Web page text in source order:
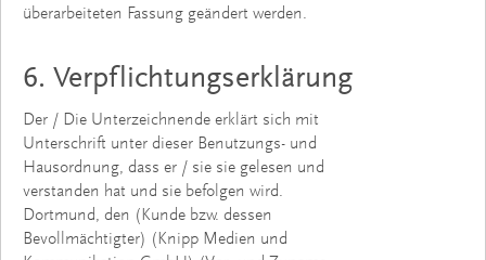
überarbeiteten Fassung geändert werden.
6. Verpflichtungserklärung
Der / Die Unterzeichnende erklärt sich mit
Unterschrift unter dieser Benutzungs- und
Hausordnung, dass er / sie sie gelesen und
verstanden hat und sie befolgen wird.
Dortmund, den (Kunde bzw. dessen
Bevollmächtigter) (Knipp Medien und